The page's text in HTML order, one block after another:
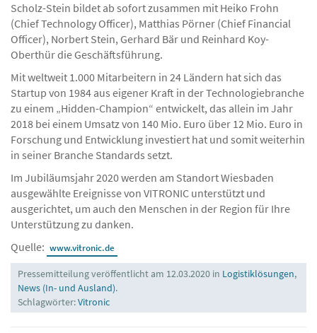
Scholz-Stein bildet ab sofort zusammen mit Heiko Frohn
(Chief Technology Officer), Matthias Pörner (Chief Financial
Officer), Norbert Stein, Gerhard Bär und Reinhard Koy-
Oberthür die Geschäftsführung.
Mit weltweit 1.000 Mitarbeitern in 24 Ländern hat sich das
Startup von 1984 aus eigener Kraft in der Technologiebranche
zu einem „Hidden-Champion“ entwickelt, das allein im Jahr
2018 bei einem Umsatz von 140 Mio. Euro über 12 Mio. Euro in
Forschung und Entwicklung investiert hat und somit weiterhin
in seiner Branche Standards setzt.
Im Jubiläumsjahr 2020 werden am Standort Wiesbaden
ausgewählte Ereignisse von VITRONIC unterstützt und
ausgerichtet, um auch den Menschen in der Region für Ihre
Unterstützung zu danken.
Quelle: www.vitronic.de
Pressemitteilung veröffentlicht am 12.03.2020 in Logistiklösungen,
News (In- und Ausland).
Schlagwörter:Vitronic